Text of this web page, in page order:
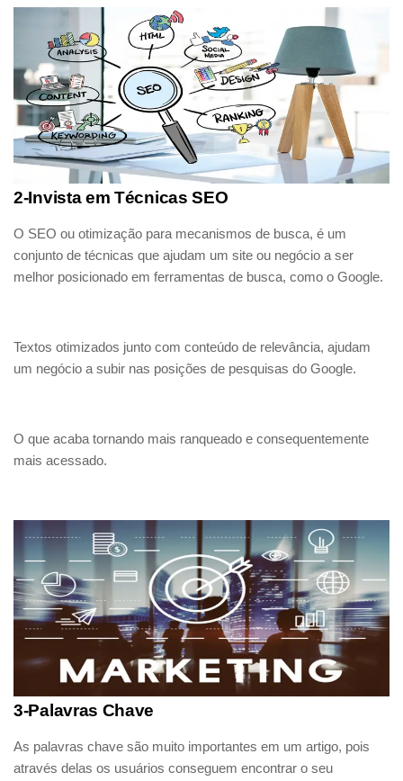
2-Invista em Técnicas SEO
O SEO ou otimização para mecanismos de busca, é um
conjunto de técnicas que ajudam um site ou negócio a ser
melhor posicionado em ferramentas de busca, como o Google.
Textos otimizados junto com conteúdo de relevância, ajudam
um negócio a subir nas posições de pesquisas do Google.
O que acaba tornando mais ranqueado e consequentemente
mais acessado.
3-Palavras Chave
As palavras chave são muito importantes em um artigo, pois
através delas os usuários conseguem encontrar o seu